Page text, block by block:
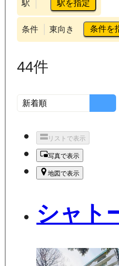
駅 駅を指定
条件 東向き 条件を
44件
リストで表示
写真で表示
地図で表示
シャト